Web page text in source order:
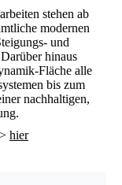
stehen ab
modernen
und
hinaus
Fläche alle
bis zum
nachhaltigen,
hier